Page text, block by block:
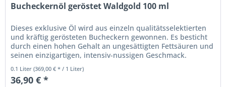
Bucheckernöl geröstet Waldgold 100 ml
Dieses exklusive Öl wird aus einzeln qualitätsselektierten
und kräftig gerösteten Bucheckern gewonnen. Es besticht
durch einen hohen Gehalt an ungesättigten Fettsäuren und
seinen einzigartigen, intensiv-nussigen Geschmack.
Bucheckernöl,...
0.1 Liter(369,00 € * / 1 Liter)
36,90 € *